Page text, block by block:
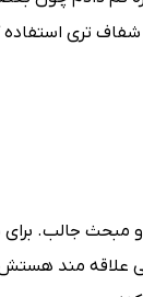
تری استفاده
100 موضوع و مبحث
مند هستش